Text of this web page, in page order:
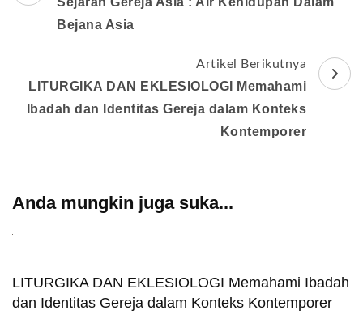
Bejana Asia
Artikel Berikutnya
LITURGIKA DAN EKLESIOLOGI Memahami
Ibadah dan Identitas Gereja dalam Konteks
Kontemporer
Anda mungkin juga suka...
LITURGIKA DAN EKLESIOLOGI Memahami Ibadah
dan Identitas Gereja dalam Konteks Kontemporer